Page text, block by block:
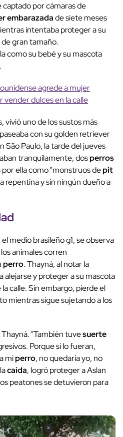
por cámaras de
embarazadade siete meses
intentaba proteger a su
gran tamaño.
como su bebé y su mascota
agrede a mujer
vender dulces en la calle
vivió uno de los sustos más
con su golden retriever
São Paulo, la tarde del jueves
tranquilamente, dosperros
ella como "monstruos depit
repentina y sin ningún dueño a
medio brasileño g1, se observa
animales corren
perro. Thayná, al notar la
y proteger a su mascota
calle. Sin embargo, pierde el
mientras sigue sujetando a los
Thayná. "También tuvesuerte
Porque si lo fueran,
miperro, no quedaría yo, no
caída, logró proteger a Aslan
peatones se detuvieron para